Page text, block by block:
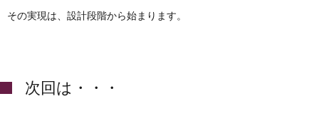
その実現は、設計段階から始まります。
次回は・・・